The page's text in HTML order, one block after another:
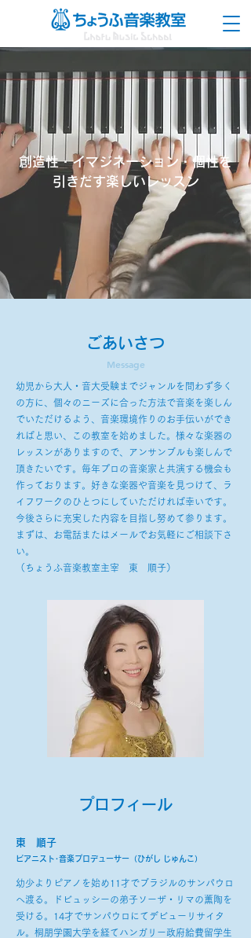
創造性・イマジネーション・個性を
引きだす楽しいレッスン
​ごあいさつ
Message
幼児から大人・音大受験までジャンルを問わず多く
の方に、個々のニーズに合った方法で音楽を楽しん
でいただけるよう、音楽環境作りのお手伝いができ
ればと思い、この教室を始めました。様々な楽器の
レッスンがありますので、アンサンブルも楽しんで
頂きたいです。毎年プロの音楽家と共演する機会も
作っております。好きな楽器や音楽を見つけて、ラ
イフワークのひとつにしていただければ幸いです。
今後さらに充実した内容を目指し努めて参ります。
まずは、お電話またはメールでお気軽にご相談下さ
い。
（ちょうふ音楽教室主宰 東 順子）
​プロフィール
東 順子
ピアニスト･音楽プロデューサー（ひがし じゅんこ）
幼少よりピアノを始め11才でブラジルのサンパウロ
へ渡る。ドビュッシーの弟子ソーザ・リマの薫陶を
受ける。14才でサンパウロにてデビューリサイタ
ル。桐朋学園大学を経てハンガリー政府給費留学生